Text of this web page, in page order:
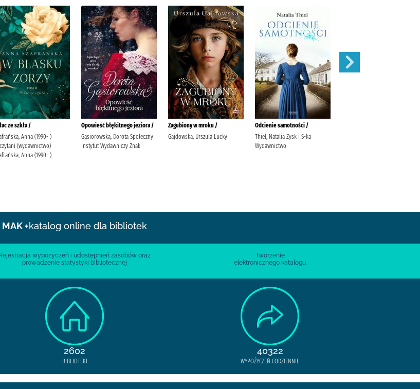
ze szkła /
Anna (1990- )
(wydawnictwo)
Anna (1990- ).
Opowieść błękitnego jeziora /
Gąsiorowska, Dorota Społeczny
Instytut Wydawniczy Znak
Zagubiony w mroku /
Gajdowska, Urszula Lucky
Odcienie samotności /
Thiel, Natalia Zysk i S-ka
Wydawnictwo
MAK +katalog online dla bibliotek
Rejestracja wypożyczeń i udostępnień zasobów oraz
prowadzenie statystyki bibliotecznej
Tworzenie
elektronicznego katalogu
2602
BIBLIOTEKI
40322
WYPOŻYCZEŃ CODZIENNIE